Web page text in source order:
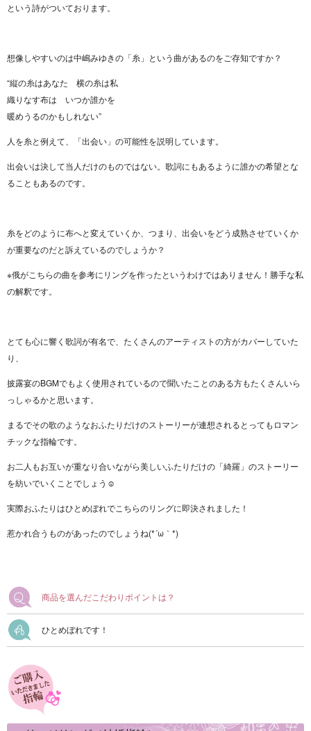
という詩がついております。
想像しやすいのは中嶋みゆきの「糸」という曲があるのをご存知ですか？
“縦の糸はあなた 横の糸は私
織りなす布は いつか誰かを
暖めうるのかもしれない”
人を糸と例えて、「出会い」の可能性を説明しています。
出会いは決して当人だけのものではない。歌詞にもあるように誰かの希望とな
ることもあるのです。
糸をどのように布へと変えていくか、つまり、出会いをどう成熟させていくか
が重要なのだと訴えているのでしょうか？
※俄がこちらの曲を参考にリングを作ったというわけではありません！勝手な私
の解釈です。
とても心に響く歌詞が有名で、たくさんのアーティストの方がカバーしていた
り、
披露宴のBGMでもよく使用されているので聞いたことのある方もたくさんいら
っしゃるかと思います。
まるでその歌のようなおふたりだけのストーリーが連想されるとってもロマン
チックな指輪です。
お二人もお互いが重なり合いながら美しいふたりだけの「綺羅」のストーリー
を紡いでいくことでしょう☺
実際おふたりはひとめぼれでこちらのリングに即決されました！
惹かれ合うものがあったのでしょうね(*´ω｀*)
商品を選んだこだわりポイントは？
ひとめぼれです！